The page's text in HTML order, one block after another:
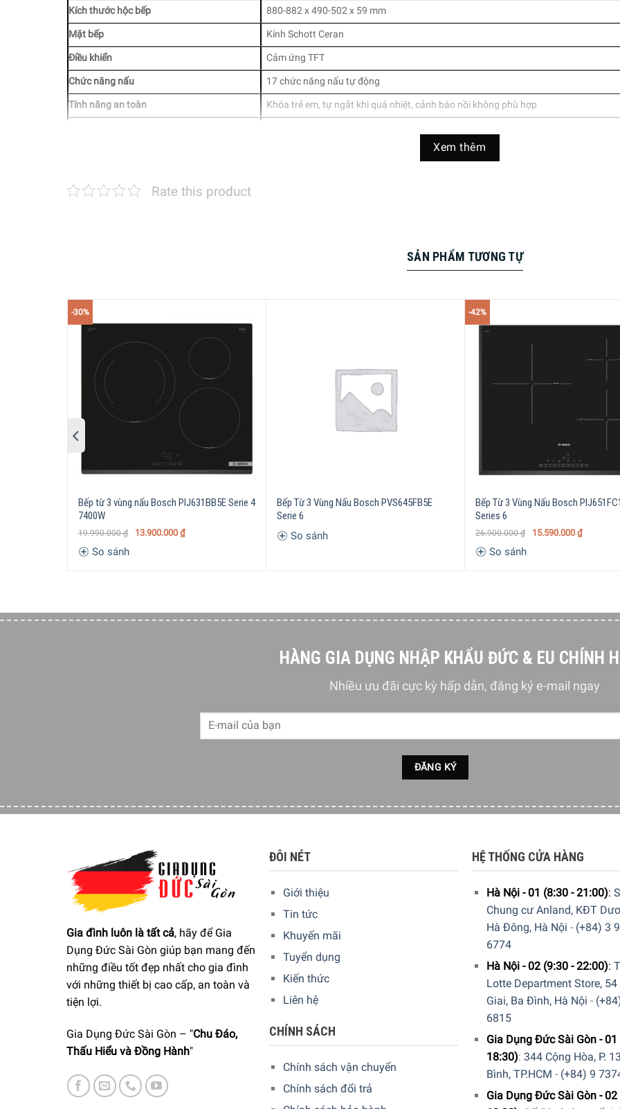
Kích thước hộc bếp
880-882 x 490-502 x 59 mm
Mặt bếp
Kính Schott Ceran
Điều khiển
Cảm ứng TFT
Chức năng nấu
17 chức năng nấu tự động
Tính năng an toàn
Khóa trẻ em, tự ngắt khi quá nhiệt, cảnh báo nồi không phù hợp
Bếp Từ Bosch PXX975KW1E Serie 8 – Nhập Khẩu Đức & EU
Các sản phẩm đồ gia dụng của thương hiệu Bosch từ lâu đã vang danh với chất lượng và trải nghiệm tuyệt vời
Chúng tôi đã phát triển màn hình TFT-touch trên bếp từ Bosch PXX975KW1E Serie 8 để bạn có thể dễ dàng
và kích hoạt chúng. Chữ viết rõ ràng, dễ hiểu và hình ảnh được tích hợp tạo điều kiện thuận lợi cho việc điều
Tự do lựa chọn vùng nấu với FlexInduction
Cho dù bạn đang sử dụng một hay nhiều nồi, bạn có thể đặt chúng cạnh nhau. Nhờ tính năng FlexInduction của
Xem thêm
Rate this product
SẢN PHẨM TƯƠNG TỰ
-30%
Bếp từ 3 vùng nấu Bosch PIJ631BB5E Serie 4
7400W
19.990.000₫ 13.900.000 ₫
So sánh
Bếp Từ 3 Vùng Nấu Bosch PVS645FB5E
Serie 6
So sánh
-42%
Bếp Từ 3 Vùng Nấu Bosch
Series 6
26.900.000₫ 15.590.000 ₫
So sánh
HÀNG GIA DỤNG NHẬP KHẨU ĐỨC & EU CHÍNH
Nhiều ưu đãi cực kỳ hấp dẫn, đăng ký e-mail ngay
Gia đình luôn là tất cả, hãy để Gia
Dụng Đức Sài Gòn giúp bạn mang đến
những điều tốt đẹp nhất cho gia đình
với những thiết bị cao cấp, an toàn và
tiện lợi.
Gia Dụng Đức Sài Gòn – "Chu Đáo,
Thấu Hiểu và Đồng Hành"
ĐÔI NÉT
Giới thiệu
Tin tức
Khuyến mãi
Tuyển dụng
Kiến thức
Liên hệ
CHÍNH SÁCH
Chính sách vận chuyển
Chính sách đổi trả
HỆ THỐNG CỬA HÀNG
Hà Nội - 01 (8:30 - 21:00):
Chung cư Anland, KĐT
Hà Đông, Hà Nội - (+84) 3
6774
Hà Nội - 02 (9:30 - 22:00):
Lotte Department Store, 54
Giai, Ba Đình, Hà Nội -
6815
Gia Dụng Đức Sài Gòn - 01
18:30): 344 Cộng Hòa, P.
Bình, TP.HCM - (+84) 9
Gia Dụng Đức Sài Gòn - 02